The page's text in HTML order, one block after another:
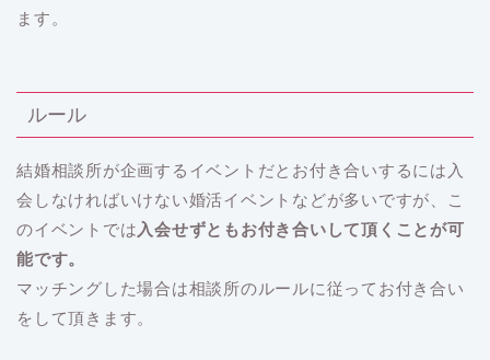
ます。
ルール
結婚相談所が企画するイベントだとお付き合いするには入
会しなければいけない婚活イベントなどが多いですが、こ
のイベントでは入会せずともお付き合いして頂くことが可
能です。
マッチングした場合は相談所のルールに従ってお付き合い
をして頂きます。